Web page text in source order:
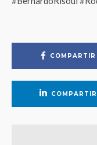
COMPARTIR
COMPARTIR